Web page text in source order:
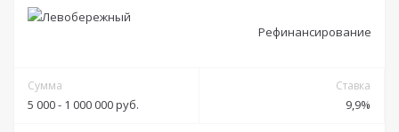
Рефинансирование
Сумма
5 000 - 1 000 000 руб.
Ставка
9,9%